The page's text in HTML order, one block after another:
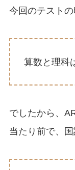
今回のテストの
算数と理科
でしたから、
当たり前で、